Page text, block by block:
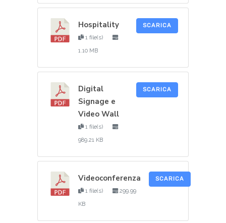
Hospitality
1 file(s)
1.10 MB
SCARICA
Digital
Signage e
Video Wall
1 file(s)
989.21 KB
SCARICA
Videoconferenza
1 file(s)
299.99
KB
SCARICA